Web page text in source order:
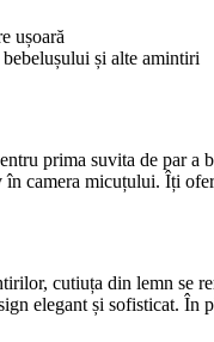
ușoară
și alte amintiri
prima suvita de par
în camera micuțului. Îți
cutiuța din lemn se
elegant și sofisticat.